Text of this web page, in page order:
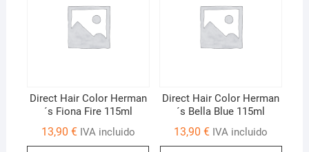
Direct Hair Color Herman
´s Fiona Fire 115ml
13,90 € IVA incluido
Direct Hair Color Herman
´s Bella Blue 115ml
13,90€ IVA incluido